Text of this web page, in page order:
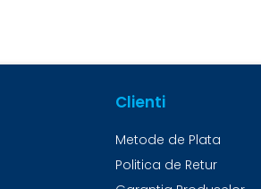
Clienti
Metode de Plata
Politica de Retur